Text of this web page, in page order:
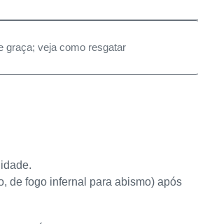
graça; veja como resgatar
de fogo infernal para abismo) após